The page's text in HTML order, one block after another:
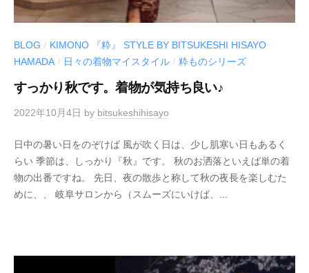
BLOG / KIMONO 『粋』 STYLE BY BITSUKESHI HISAYO
HAMADA / 日々の着物マイスタイル / 粋ものシリーズ
すっかり秋です。着物が気持ち良い♪
2022年10月4日 by bitsukeshihisayo
日中の暑い日をのぞけば 風が吹く日は、少し肌寒い日もあるく
らい 季節は、しっかり『秋』です。 秋のお洒落といえば単の着
物の出番ですね。 先日、夜の散歩と称して秋の夜長を楽しむた
めに、、 岐阜サロンから（スムーズにいけば、...